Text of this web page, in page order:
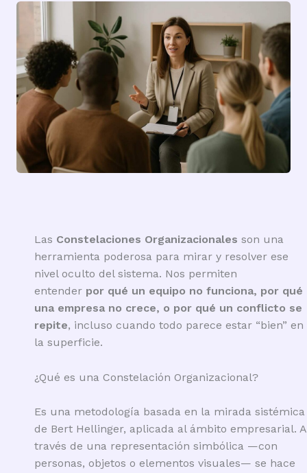
Las Constelaciones Organizacionales son una
herramienta poderosa para mirar y resolver ese
nivel oculto del sistema. Nos permiten
entender por qué un equipo no funciona, por qué
una empresa no crece, o por qué un conflicto se
repite, incluso cuando todo parece estar “bien” en
la superficie.
¿Qué es una Constelación Organizacional?
Es una metodología basada en la mirada sistémica
de Bert Hellinger, aplicada al ámbito empresarial. A
través de una representación simbólica —con
personas, objetos o elementos visuales— se hace